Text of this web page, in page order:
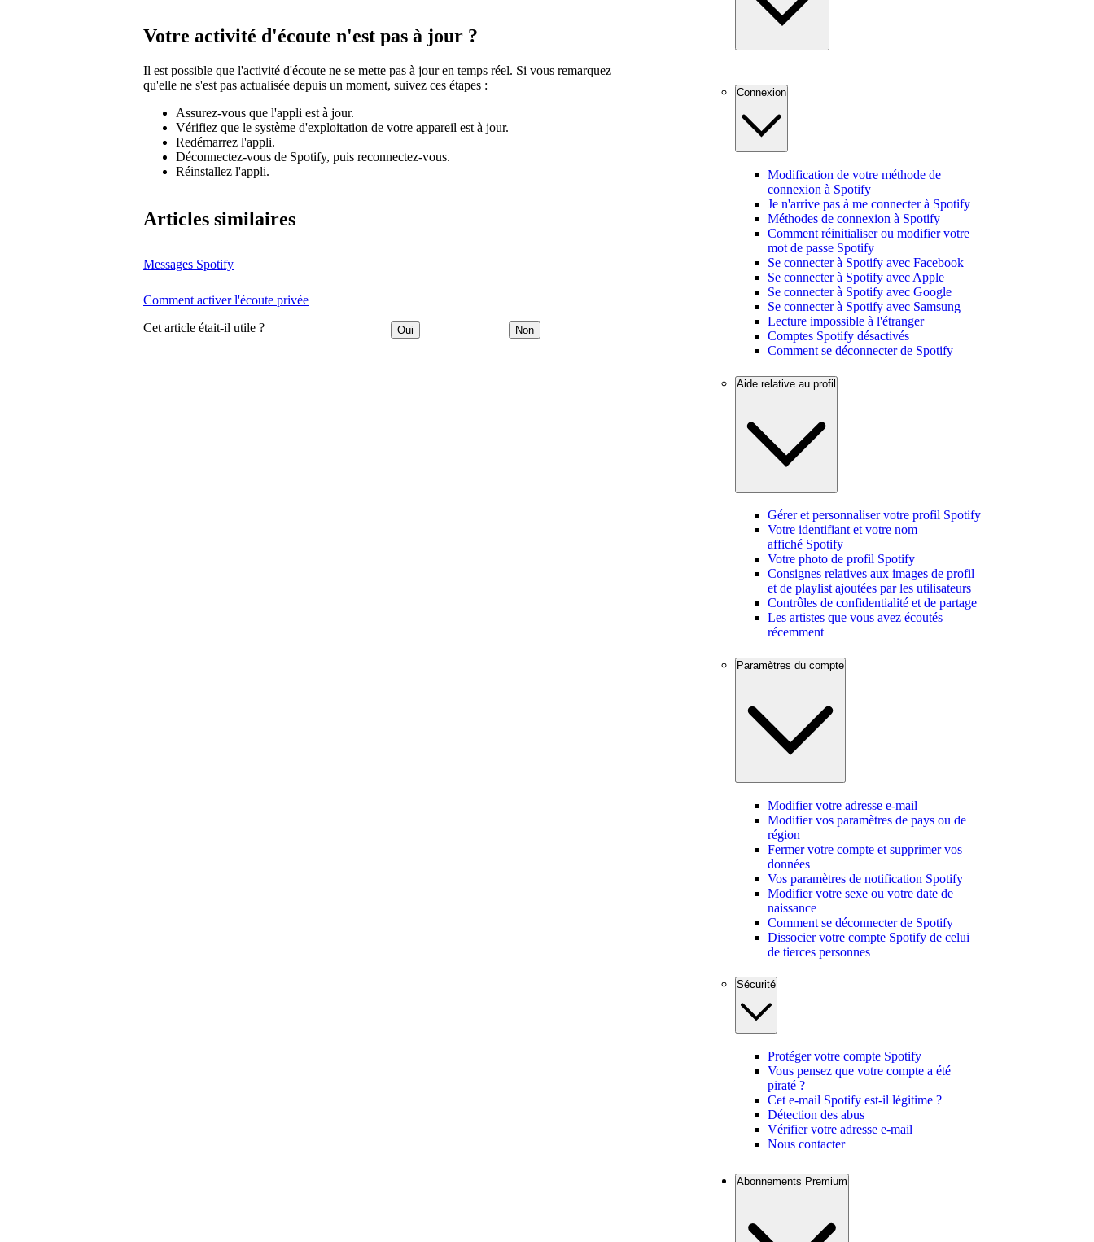
Votre activité d'écoute n'est pas à jour ?
Il est possible que l'activité d'écoute ne se mette pas à jour en temps réel. Si vous remarquez
qu'elle ne s'est pas actualisée depuis un moment, suivez ces étapes :
Assurez-vous que l'appli est à jour.
Vérifiez que le système d'exploitation de votre appareil est à jour.
Redémarrez l'appli.
Déconnectez-vous de Spotify, puis reconnectez-vous.
Réinstallez l'appli.
Articles similaires
Messages Spotify
Comment activer l'écoute privée
Cet article était-il utile ? Oui Non
Connexion
Modification de votre méthode de
connexion à Spotify
Je n'arrive pas à me connecter à Spotify
Méthodes de connexion à Spotify
Comment réinitialiser ou modifier votre
mot de passe Spotify
Se connecter à Spotify avec Facebook
Se connecter à Spotify avec Apple
Se connecter à Spotify avec Google
Se connecter à Spotify avec Samsung
Lecture impossible à l'étranger
Comptes Spotify désactivés
Comment se déconnecter de Spotify
Aide relative au profil
Gérer et personnaliser votre profil Spotify
Votre identifiant et votre nom
affiché Spotify
Votre photo de profil Spotify
Consignes relatives aux images de profil
et de playlist ajoutées par les utilisateurs
Contrôles de confidentialité et de partage
Les artistes que vous avez écoutés
récemment
Paramètres du compte
Modifier votre adresse e-mail
Modifier vos paramètres de pays ou de
région
Fermer votre compte et supprimer vos
données
Vos paramètres de notification Spotify
Modifier votre sexe ou votre date de
naissance
Comment se déconnecter de Spotify
Dissocier votre compte Spotify de celui
de tierces personnes
Sécurité
Protéger votre compte Spotify
Vous pensez que votre compte a été
piraté ?
Cet e-mail Spotify est-il légitime ?
Détection des abus
Vérifier votre adresse e-mail
Nous contacter
Abonnements Premium